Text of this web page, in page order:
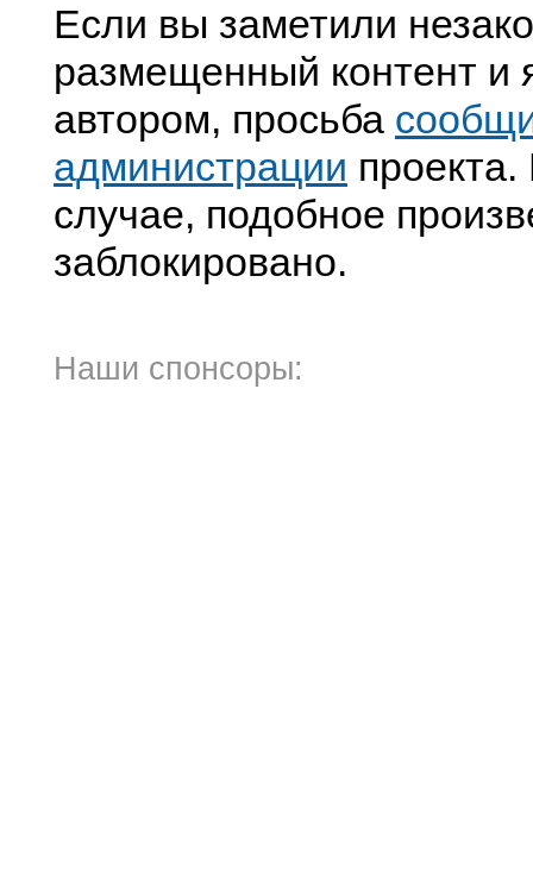
Если вы заметили
размещенный контент и
автором, просьба
администрации
случае, подобное
заблокировано.
Наши спонсоры: